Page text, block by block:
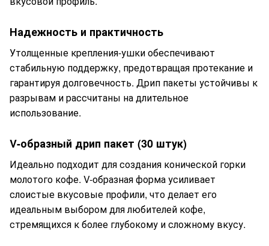
Надежность и практичность
Утолщенные крепления-ушки обеспечивают
стабильную поддержку, предотвращая протекание и
гарантируя долговечность. Дрип пакеты устойчивы к
разрывам и рассчитаны на длительное
использование.
V-образный дрип пакет (30 штук)
Идеально подходит для создания конической горки
молотого кофе. V-образная форма усиливает
слоистые вкусовые профили, что делает его
идеальным выбором для любителей кофе,
стремящихся к более глубокому и сложному вкусу.